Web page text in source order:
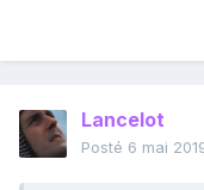
Lancelot
Posté 6 mai